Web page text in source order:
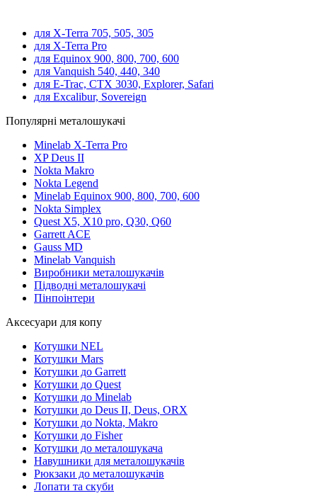
для X-Terra 705, 505, 305
для X-Terra Pro
для Equinox 900, 800, 700, 600
для Vanquish 540, 440, 340
для E-Trac, CTX 3030, Explorer, Safari
для Excalibur, Sovereign
Популярні металошукачі
Minelab X-Terra Pro
XP Deus II
Nokta Makro
Nokta Legend
Minelab Equinox 900, 800, 700, 600
Nokta Simplex
Quest X5, X10 pro, Q30, Q60
Garrett ACE
Gauss MD
Minelab Vanquish
Виробники металошукачів
Підводні металошукачі
Пінпоінтери
Аксесуари для копу
Котушки NEL
Котушки Mars
Котушки до Garrett
Котушки до Quest
Котушки до Minelab
Котушки до Deus II, Deus, ORX
Котушки до Nokta, Makro
Котушки до Fisher
Котушки до металошукача
Навушники для металошукачів
Рюкзаки до металошукачів
Лопати та скуби